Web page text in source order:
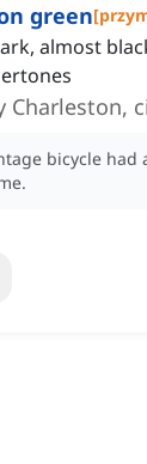
green[
almost
Charleston,
bicycle had